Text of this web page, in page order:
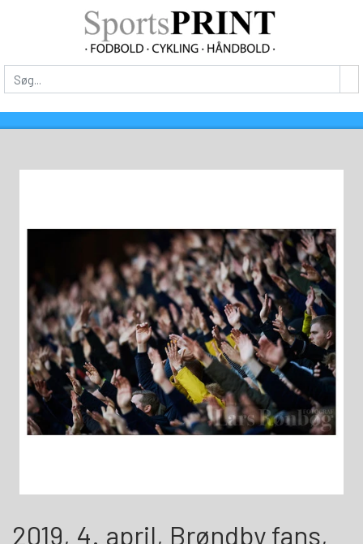
2019, 4. april, Brøndby fans,